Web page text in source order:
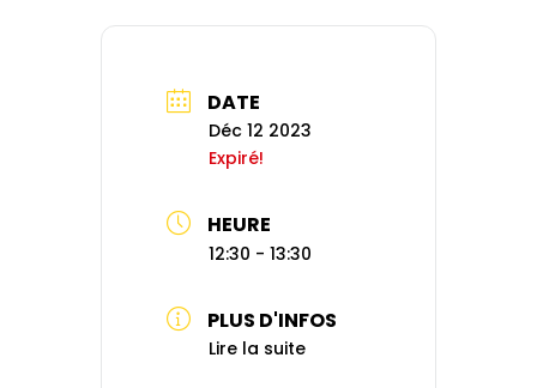
DATE
Déc 12 2023
Expiré!
HEURE
12:30 - 13:30
PLUS D'INFOS
Lire la suite